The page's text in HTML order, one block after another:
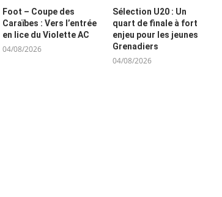
Foot – Coupe des
Caraïbes : Vers l’entrée
en lice du Violette AC
04/08/2026
Sélection U20 : Un
quart de finale à fort
enjeu pour les jeunes
Grenadiers
04/08/2026